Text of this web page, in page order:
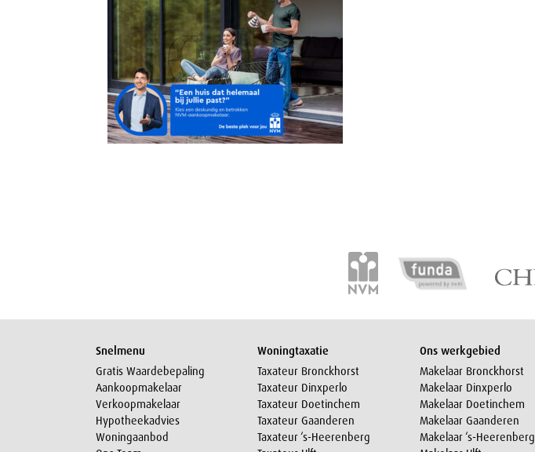
Snelmenu
Gratis Waardebepaling
Aankoopmakelaar
Verkoopmakelaar
Hypotheekadvies
Woningaanbod
Woningtaxatie
Taxateur Bronckhorst
Taxateur Dinxperlo
Taxateur Doetinchem
Taxateur Gaanderen
Taxateur ‘s-Heerenberg
Ons werkgebied
Makelaar Bronckhorst
Makelaar Dinxperlo
Makelaar Doetinchem
Makelaar Gaanderen
Makelaar ‘s-Heerenberg